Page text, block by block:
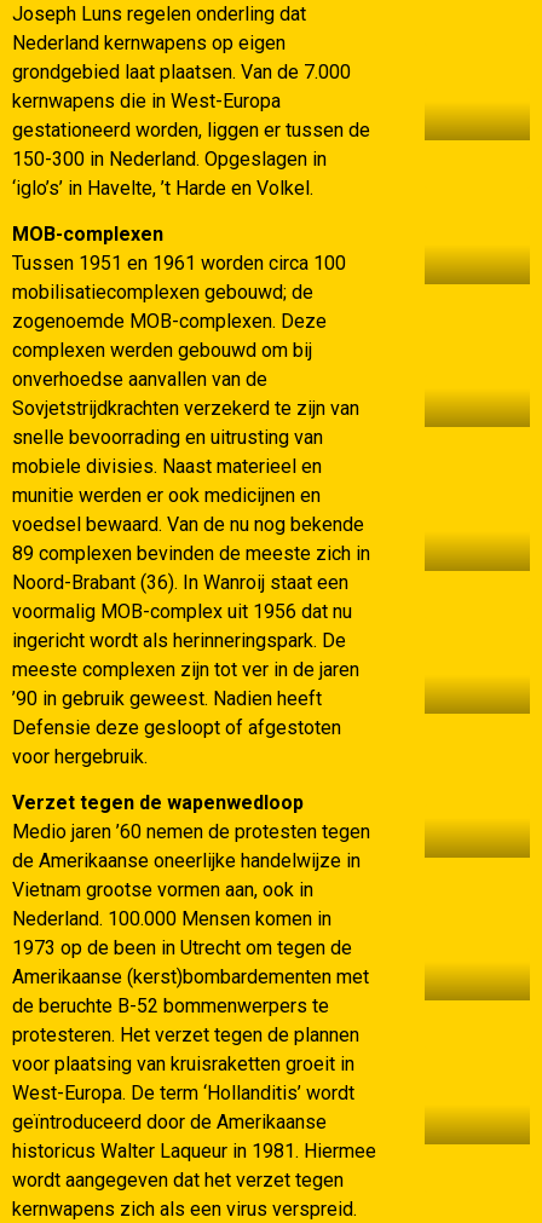
Joseph Luns regelen onderling dat
Nederland kernwapens op eigen
grondgebied laat plaatsen. Van de 7.000
kernwapens die in West-Europa
gestationeerd worden, liggen er tussen de
150-300 in Nederland. Opgeslagen in
‘iglo’s’ in Havelte, ’t Harde en Volkel.
MOB-complexen
Tussen 1951 en 1961 worden circa 100
mobilisatiecomplexen gebouwd; de
zogenoemde MOB-complexen. Deze
complexen werden gebouwd om bij
onverhoedse aanvallen van de
Sovjetstrijdkrachten verzekerd te zijn van
snelle bevoorrading en uitrusting van
mobiele divisies. Naast materieel en
munitie werden er ook medicijnen en
voedsel bewaard. Van de nu nog bekende
89 complexen bevinden de meeste zich in
Noord-Brabant (36). In Wanroij staat een
voormalig MOB-complex uit 1956 dat nu
ingericht wordt als herinneringspark. De
meeste complexen zijn tot ver in de jaren
’90 in gebruik geweest. Nadien heeft
Defensie deze gesloopt of afgestoten
voor hergebruik.
Verzet tegen de wapenwedloop
Medio jaren ’60 nemen de protesten tegen
de Amerikaanse oneerlijke handelwijze in
Vietnam grootse vormen aan, ook in
Nederland. 100.000 Mensen komen in
1973 op de been in Utrecht om tegen de
Amerikaanse (kerst)bombardementen met
de beruchte B-52 bommenwerpers te
protesteren. Het verzet tegen de plannen
voor plaatsing van kruisraketten groeit in
West-Europa. De term ‘Hollanditis’ wordt
geïntroduceerd door de Amerikaanse
historicus Walter Laqueur in 1981. Hiermee
wordt aangegeven dat het verzet tegen
kernwapens zich als een virus verspreid.